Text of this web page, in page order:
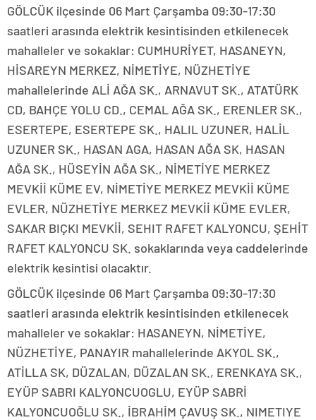
GÖLCÜK ilçesinde 06 Mart Çarşamba 09:30-17:30
saatleri arasında elektrik kesintisinden etkilenecek
mahalleler ve sokaklar: CUMHURİYET, HASANEYN,
HİSAREYN MERKEZ, NİMETİYE, NÜZHETİYE
mahallelerinde ALİ AĞA SK., ARNAVUT SK., ATATÜRK
CD, BAHÇE YOLU CD., CEMAL AĞA SK., ERENLER SK.,
ESERTEPE, ESERTEPE SK., HALIL UZUNER, HALİL
UZUNER SK., HASAN AGA, HASAN AĞA SK, HASAN
AĞA SK., HÜSEYİN AĞA SK., NİMETİYE MERKEZ
MEVKİİ KÜME EV, NİMETİYE MERKEZ MEVKİİ KÜME
EVLER, NÜZHETİYE MERKEZ MEVKİİ KÜME EVLER,
SAKAR BIÇKI MEVKİİ, SEHIT RAFET KALYONCU, ŞEHİT
RAFET KALYONCU SK. sokaklarında veya caddelerinde
elektrik kesintisi olacaktır.
GÖLCÜK ilçesinde 06 Mart Çarşamba 09:30-17:30
saatleri arasında elektrik kesintisinden etkilenecek
mahalleler ve sokaklar: HASANEYN, NİMETİYE,
NÜZHETİYE, PANAYIR mahallelerinde AKYOL SK.,
ATİLLA SK, DÜZALAN, DÜZALAN SK., ERENKAYA SK.,
EYÜP SABRI KALYONCUOGLU, EYÜP SABRİ
KALYONCUOĞLU SK., İBRAHİM ÇAVUŞ SK., NIMETIYE